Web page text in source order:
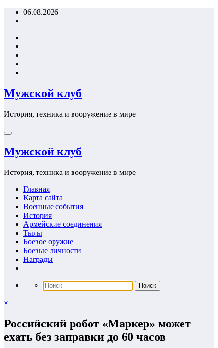
Перейти06.08.2026
Мужской клуб
История, техника и вооружение в мире
Мужской клуб
История, техника и вооружение в мире
Главная
Карта сайта
Военные события
История
Армейские соединения
Тылы
Боевое оружие
Боевые личности
Награды
×
Российский робот «Маркер» может
ехать без заправки до 60 часов